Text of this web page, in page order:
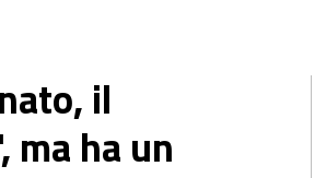
il
ma ha un